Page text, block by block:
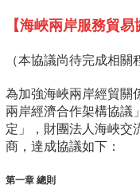
【海峽兩岸服務貿易
（本協議尚待完成相關
為加強海峽兩岸經貿關
兩岸經濟合作架構協議
定」，財團法人海峽交
商，達成協議如下：
第一章 總則